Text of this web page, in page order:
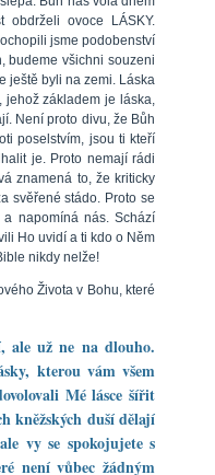
ovoce LÁSKY.
jsme podobenství
budeme všichni souzeni
ještě byli na zemi. Láska
základem je láska,
Není proto divu, že Bůh
poselstvím, jsou ti kteří
je. Proto nemají rádi
znamená to, že kriticky
svěřené stádo. Proto se
napomíná nás. Schází
Ho uvidí a ti kdo o Něm
nikdy nelže!
Života v Bohu, které
ale už ne na dlouho.
kterou vám všem
Mé lásce šířit
kněžských duší dělají
vy se spokojujete s
není vůbec žádným